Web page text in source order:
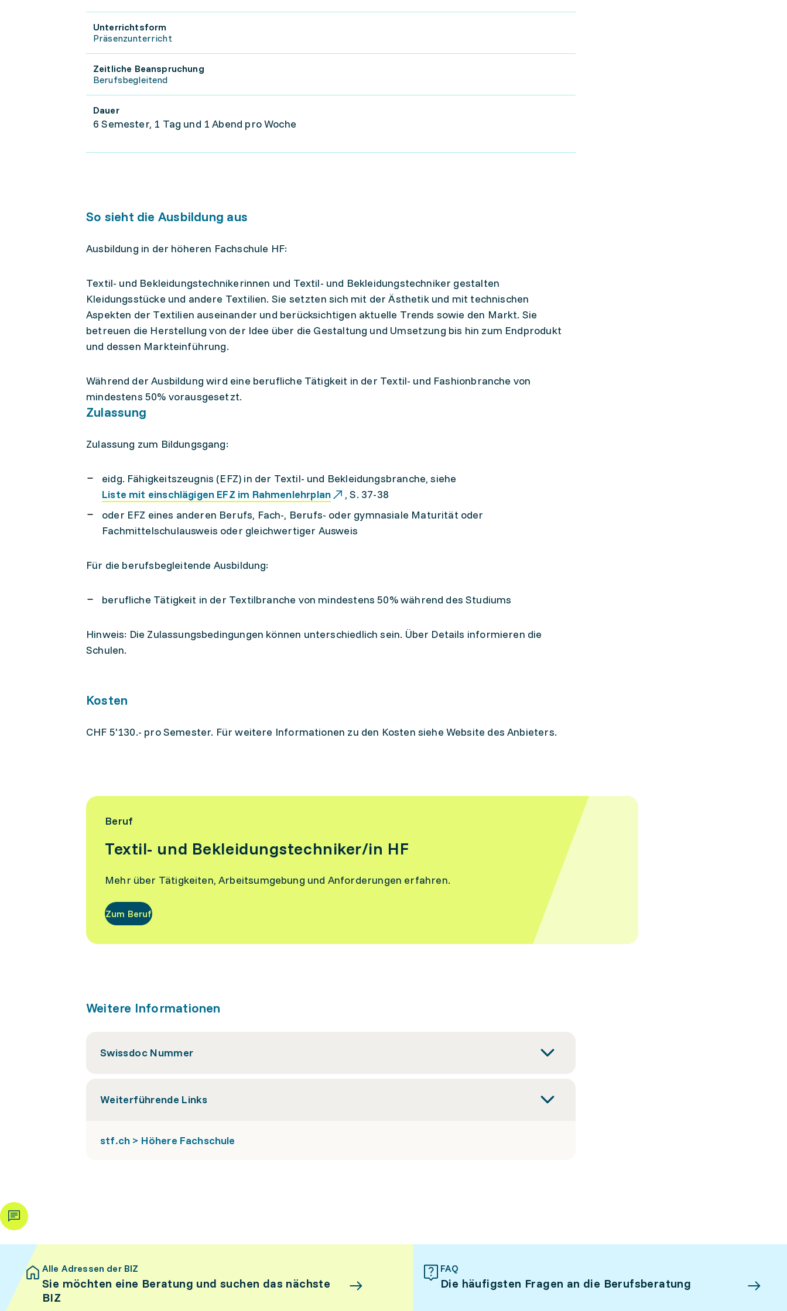
Unterrichtsform
Präsenzunterricht
Zeitliche Beanspruchung
Berufsbegleitend
Dauer
6 Semester, 1 Tag und 1 Abend pro Woche
So sieht die Ausbildung aus
Ausbildung in der höheren Fachschule HF:
Textil- und Bekleidungstechnikerinnen und Textil- und Bekleidungstechniker gestalten
Kleidungsstücke und andere Textilien. Sie setzten sich mit der Ästhetik und mit technischen
Aspekten der Textilien auseinander und berücksichtigen aktuelle Trends sowie den Markt. Sie
betreuen die Herstellung von der Idee über die Gestaltung und Umsetzung bis hin zum Endprodukt
und dessen Markteinführung.
Während der Ausbildung wird eine berufliche Tätigkeit in der Textil- und Fashionbranche von
mindestens 50% vorausgesetzt.
Zulassung
Zulassung zum Bildungsgang:
eidg. Fähigkeitszeugnis (EFZ) in der Textil- und Bekleidungsbranche, siehe
Liste mit einschlägigen EFZ im Rahmenlehrplan
, S. 37-38
oder EFZ eines anderen Berufs, Fach-, Berufs- oder gymnasiale Maturität oder
Fachmittelschulausweis oder gleichwertiger Ausweis
Für die berufsbegleitende Ausbildung:
berufliche Tätigkeit in der Textilbranche von mindestens 50% während des Studiums
Hinweis: Die Zulassungsbedingungen können unterschiedlich sein. Über Details informieren die
Schulen.
Kosten
CHF 5'130.- pro Semester. Für weitere Informationen zu den Kosten siehe Website des Anbieters.
Beruf
Textil- und Bekleidungstechniker/in HF
Mehr über Tätigkeiten, Arbeitsumgebung und Anforderungen erfahren.
Zum Beruf
Weitere Informationen
Swissdoc Nummer
Weiterführende Links
stf.ch > Höhere Fachschule
Alle Adressen der BIZ
Sie möchten eine Beratung und suchen das nächste
BIZ
FAQ
Die häufigsten Fragen an die Berufsberatung